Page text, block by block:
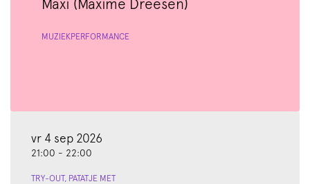
Maxi (Maxime Dreesen)
MUZIEKPERFORMANCE
vr 4 sep 2026
21:00 - 22:00
TRY-OUT, PATATJE MET